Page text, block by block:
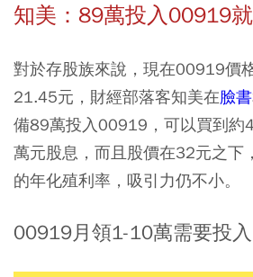
知美：89萬投入00919
對於存股族來說，現在00919價
21.45元，財經部落客知美在臉書
備89萬投入00919，可以買到約
萬元股息，而且股價在32元之下
的年化殖利率，吸引力仍不小。
00919月領1-10萬需要投